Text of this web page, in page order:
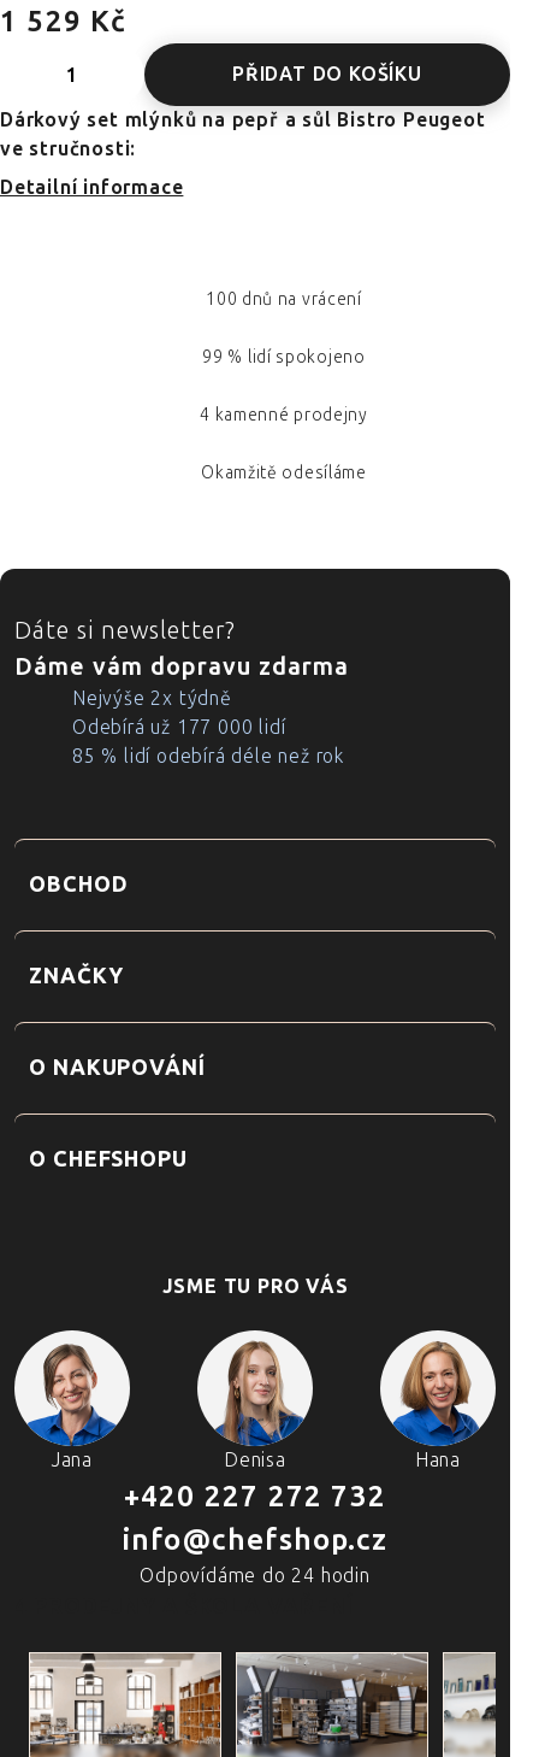
1 529 Kč
PŘIDAT DO KOŠÍKU
Dárkový set mlýnků na pepř a sůl Bistro Peugeot
ve stručnosti:
Detailní informace
100 dnů na vrácení
99 % lidí spokojeno
4 kamenné prodejny
Okamžitě odesíláme
ZÁPATÍ
Dáte si newsletter?
Dáme vám dopravu zdarma
Nejvýše 2x týdně
Odebírá už 177 000 lidí
85 % lidí odebírá déle než rok
OBCHOD
ZNAČKY
O NAKUPOVÁNÍ
O CHEFSHOPU
JSME TU PRO VÁS
Jana Denisa Hana
+420 227 272 732
info@chefshop.cz
Odpovídáme do 24 hodin